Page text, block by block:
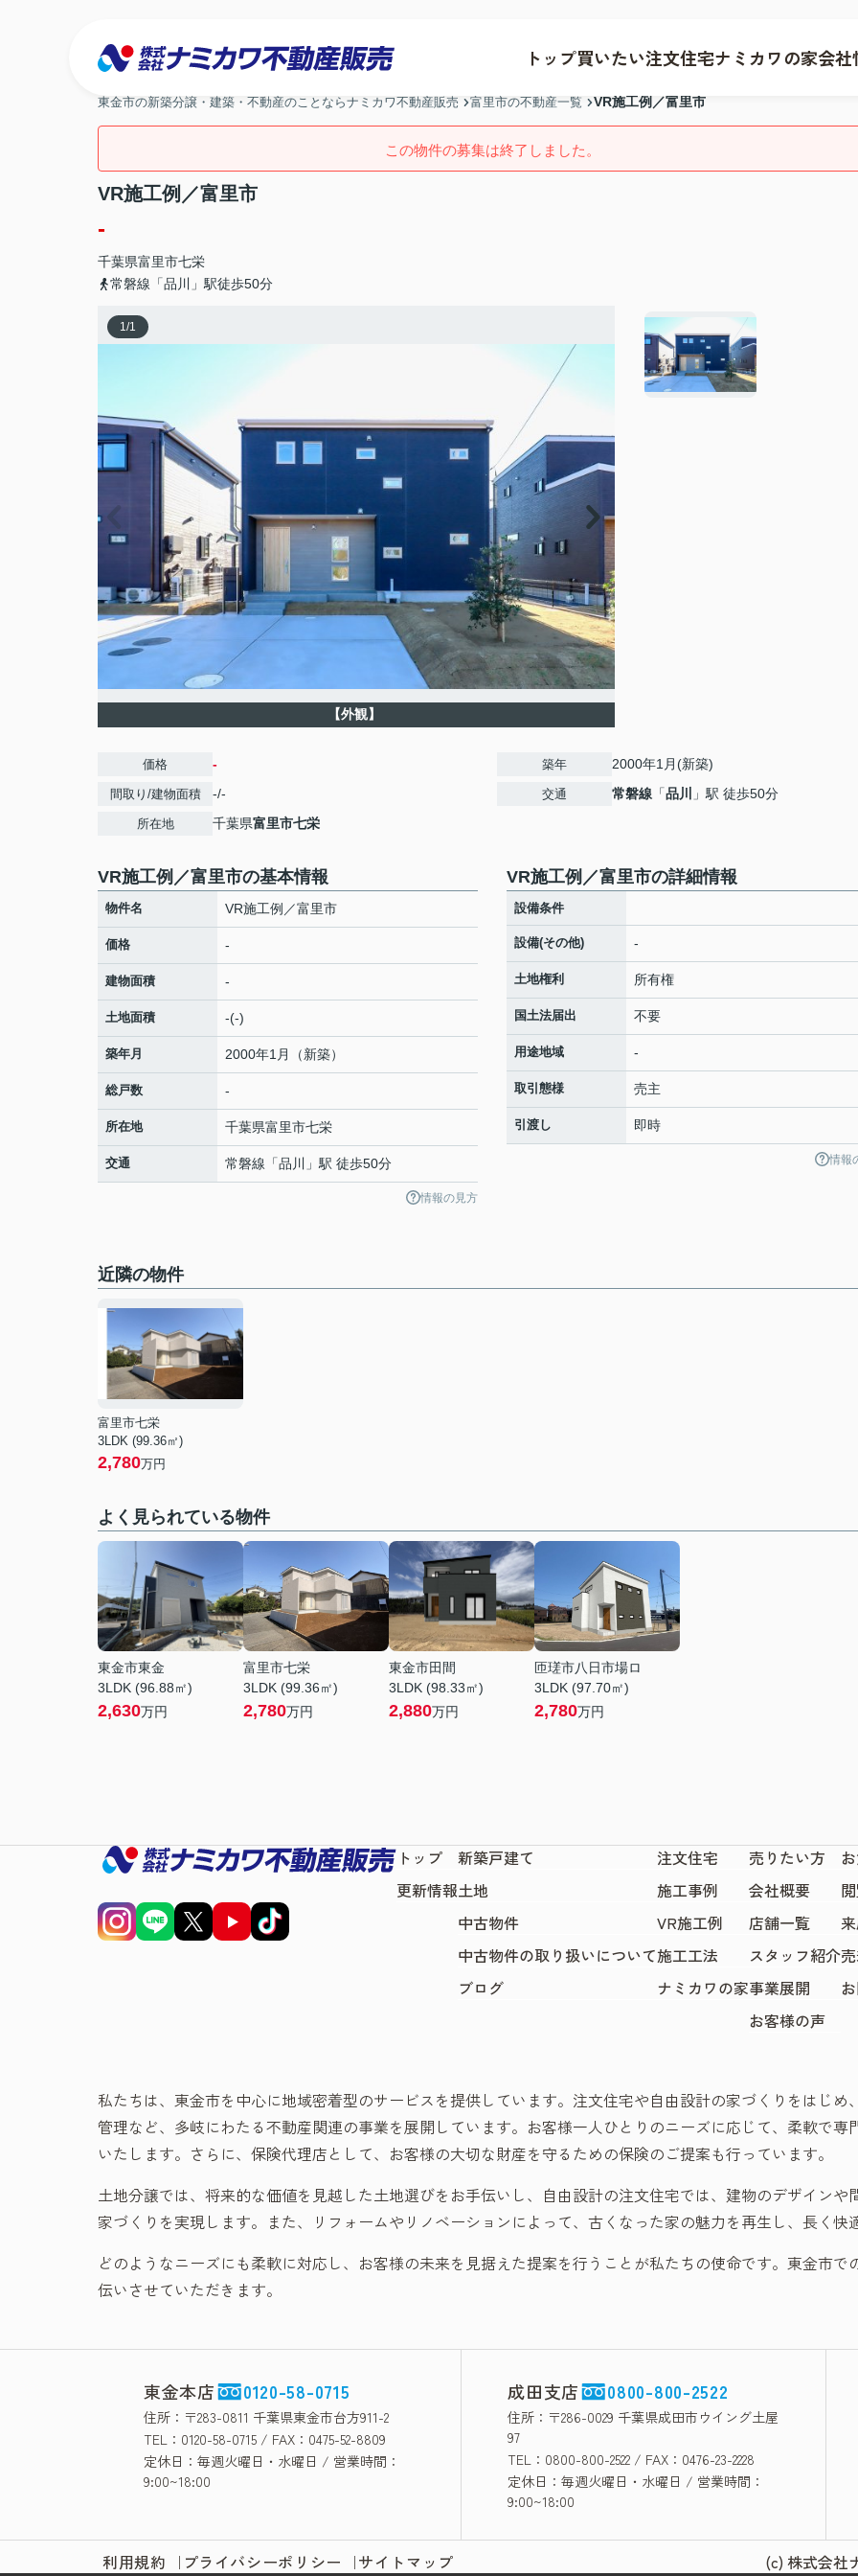
トップ買いたい注文住宅ナミカワの家会社
東金市の新築分譲・建築・不動産のことならナミカワ不動産販売 富里市の不動産一覧 VR施工例／富里市
この物件の募集は終了しました。
VR施工例／富里市
-
千葉県富里市七栄
常磐線「品川」駅徒歩50分
1/1
【外観】
価格 -
間取り/建物面積 -/-
所在地 千葉県富里市七栄
築年 2000年1月(新築)
交通 常磐線 「品川 」駅 徒歩50分
VR施工例／富里市の基本情報
物件名 VR施工例／富里市
価格 -
建物面積 -
土地面積 -(-)
築年月 2000年1月（新築）
総戸数 -
所在地 千葉県富里市七栄
交通 常磐線 「品川 」駅 徒歩50分
情報の見方
VR施工例／富里市の詳細情報
設備条件
設備(その他) -
土地権利 所有権
国土法届出 不要
用途地域 -
取引態様 売主
引渡し 即時
情報
近隣の物件
富里市七栄
3LDK (99.36㎡)
2,780万円
よく見られている物件
東金市東金
3LDK (96.88㎡)
2,630万円
富里市七栄
3LDK (99.36㎡)
2,780万円
東金市田間
3LDK (98.33㎡)
2,880万円
匝瑳市八日市場ロ
3LDK (97.70㎡)
2,780万円
トップ
更新情報
新築戸建て
土地
中古物件
中古物件の取り扱いについて
ブログ
注文住宅
施工事例
VR施工例
施工工法
ナミカワの家
売りたい方
会社概要
店舗一覧
スタッフ紹介
事業展開
お客様の声
私たちは、東金市を中心に地域密着型のサービスを提供しています。注文住宅や自由設計の家づくりをはじ
管理など、多岐にわたる不動産関連の事業を展開しています。お客様一人ひとりのニーズに応じて、柔軟で
いたします。さらに、保険代理店として、お客様の大切な財産を守るための保険のご提案も行っています。
土地分譲では、将来的な価値を見越した土地選びをお手伝いし、自由設計の注文住宅では、建物のデザイン
家づくりを実現します。また、リフォームやリノベーションによって、古くなった家の魅力を再生し、長く
どのようなニーズにも柔軟に対応し、お客様の未来を見据えた提案を行うことが私たちの使命です。東金市
伝いさせていただきます。
東金本店 0120-58-0715
住所：〒283-0811 千葉県東金市台方911-2
TEL：0120-58-0715 / FAX：0475-52-8809
定休日：毎週火曜日・水曜日 / 営業時間：
9:00~18:00
成田支店 0800-800-2522
住所：〒286-0029 千葉県成田市ウイング土屋
97
TEL：0800-800-2522 / FAX：0476-23-2228
定休日：毎週火曜日・水曜日 / 営業時間：
9:00~18:00
利用規約 プライバシーポリシー サイトマップ (c) 株式会社